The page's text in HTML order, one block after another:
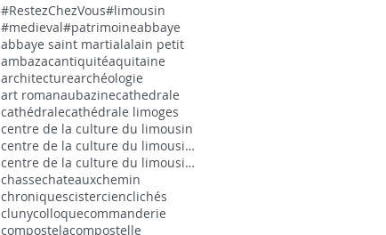
#RestezChezVous#limousin
#medieval#patrimoineabbaye
abbaye saint martialalain petit
ambazacantiquitéaquitaine
architecturearchéologie
art romanaubazinecathedrale
cathédralecathédrale limoges
centre de la culture du limousin
centre de la culture du limousin medieval
centre de la culture du limousin médiéval
chassechateauxchemin
chroniquescistercienclichés
clunycolloquecommanderie
compostelacompostelle